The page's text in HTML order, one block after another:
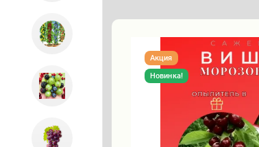
Акция
Новинка!